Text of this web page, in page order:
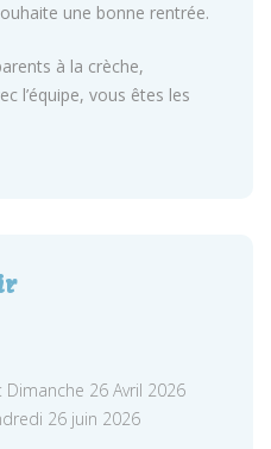
une bonne rentrée.
à la crèche,
l’équipe, vous êtes les
: Dimanche 26 Avril 2026
26 juin 2026